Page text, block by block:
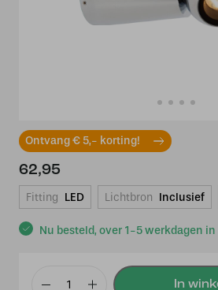
Ontvang € 5,- korting!
Nu besteld, over 1-5 werkdagen
62,95
Fitting LED Lichtbron Inclusief